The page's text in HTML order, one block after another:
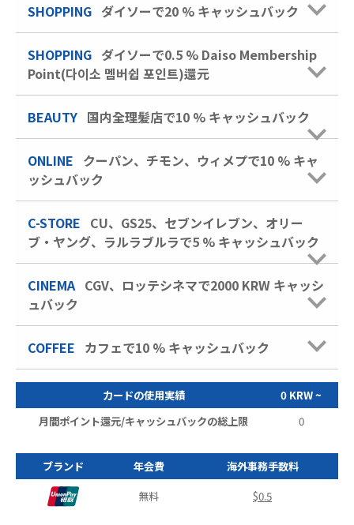
SHOPPING ダイソーで20 % キャッシュバック
SHOPPING ダイソーで0.5 % Daiso Membership
Point(다이소 멤버쉽 포인트)還元
BEAUTY 国内全理髪店で10 % キャッシュバック
ONLINE クーパン、チモン、ウィメプで10 % キャ
ッシュバック
C-STORE CU、GS25、セブンイレブン、オリー
ブ・ヤング、ラルラブルラで5 % キャッシュバック
CINEMA CGV、ロッテシネマで2000 KRW キャッシ
ュバック
COFFEE カフェで10 % キャッシュバック
カードの使用実績 0 KRW ~
月間ポイント還元/キャッシュバックの総上限
0
ブランド 年会費
海外事務手数料
無料
$0.5